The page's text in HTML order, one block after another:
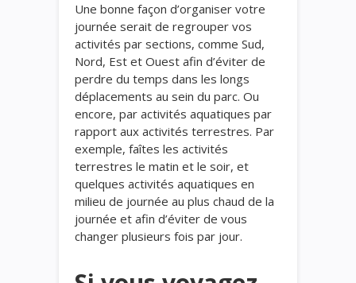
Une bonne façon d’organiser votre
journée serait de regrouper vos
activités par sections, comme Sud,
Nord, Est et Ouest afin d’éviter de
perdre du temps dans les longs
déplacements au sein du parc. Ou
encore, par activités aquatiques par
rapport aux activités terrestres. Par
exemple, faîtes les activités
terrestres le matin et le soir, et
quelques activités aquatiques en
milieu de journée au plus chaud de la
journée et afin d’éviter de vous
changer plusieurs fois par jour.